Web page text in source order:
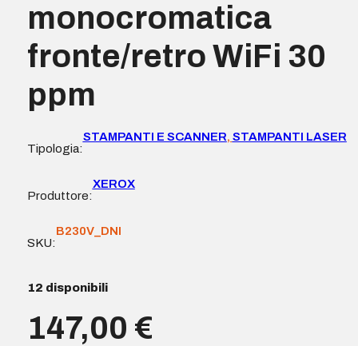
monocromatica
fronte/retro WiFi 30
ppm
Tipologia:
STAMPANTI E SCANNER, STAMPANTI LASER
Produttore:
XEROX
SKU:
B230V_DNI
12 disponibili
147,00 €